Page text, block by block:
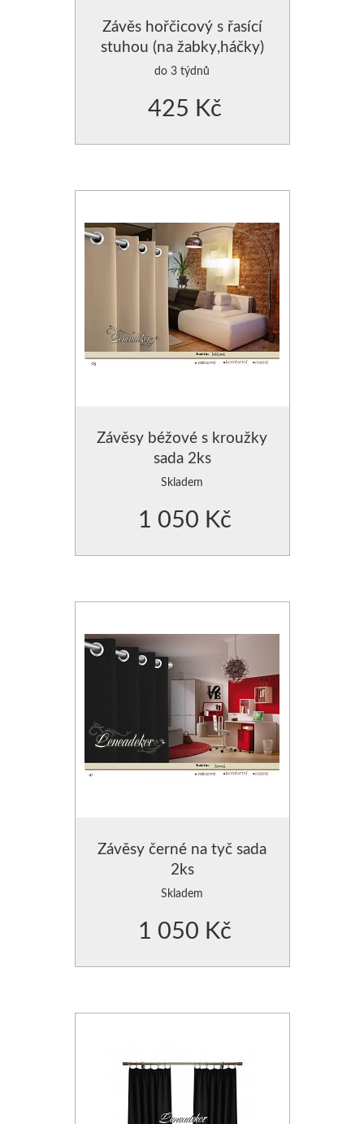
POLŠTÁŘE - VÝPLNĚ DO POVLEČENÍ
CHRÁNIČE NA MATRACE
ZÁVĚSY JEDNOBAREVNÉ
ZÁVĚSY
ZÁVĚSY HOTOVÉ- SE
MODERNÍ GARNÝŽE
DEKORAČNÍ POVLAKY NA
POVLAKY NA POLŠTÁŘKY
POVLAK NA
POVLAK NA
VÝPLNĚ DO POLŠTÁŘŮ
Závěs hořčicový s řasící
stuhou (na žabky,háčky)
do 3 týdnů
425 Kč
Závěsy béžové s kroužky
sada 2ks
Skladem
1 050 Kč
Závěsy černé na tyč sada
2ks
Skladem
1 050 Kč